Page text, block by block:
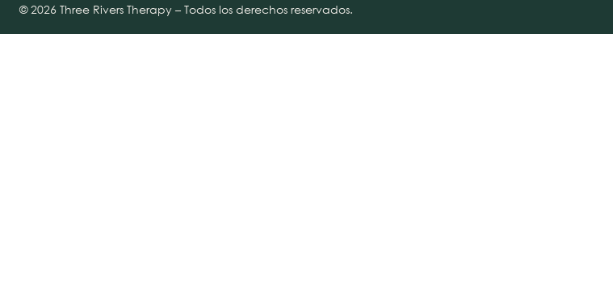
© 2026 Three Rivers Therapy – Todos los derechos reservados.